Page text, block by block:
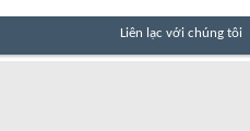
Liên lạc với chúng tôi